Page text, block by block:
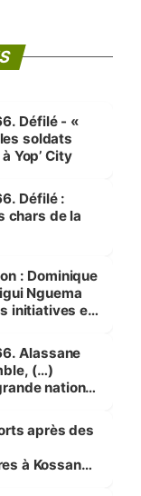
Défilé - «
soldats
Yop’ City
Défilé :
chars de la
: Dominique
Nguema
initiatives en
Alassane
(…)
nation
»
après des
à Kossandji